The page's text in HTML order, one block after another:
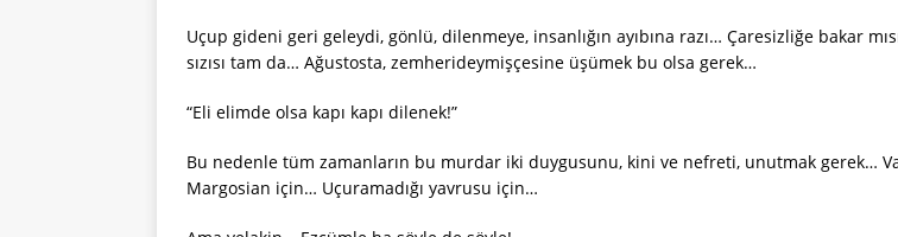
Uçup gideni geri geleydi, gönlü, dilenmeye, insanlığın ayıbına razı… Çaresizliğe bakar
sızısı tam da… Ağustosta, zemherideymişçesine üşümek bu olsa gerek…
“Eli elimde olsa kapı kapı dilenek!”
Bu nedenle tüm zamanların bu murdar iki duygusunu, kini ve nefreti, unutmak gerek…
Margosian için… Uçuramadığı yavrusu için…